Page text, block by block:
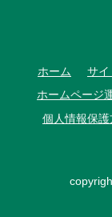
ホーム サイ
ホームページ
個人情報保護